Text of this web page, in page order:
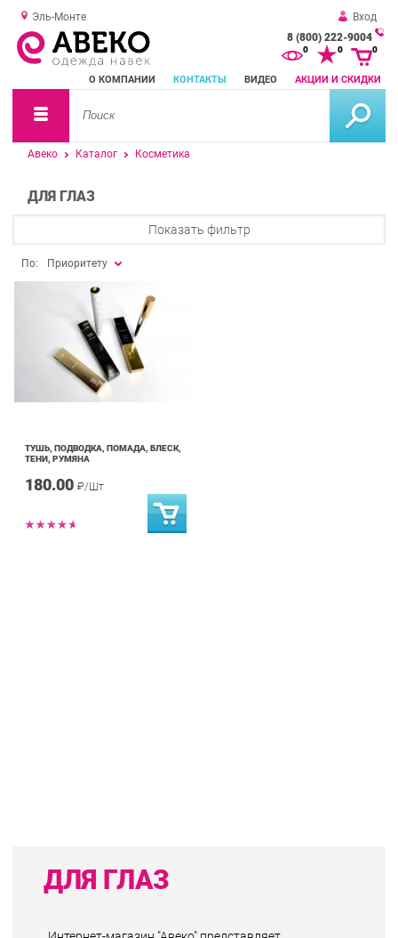
Эль-Монте
Вход
8 (800) 222-9004
О КОМПАНИИ КОНТАКТЫ ВИДЕО АКЦИИ И СКИДКИ
0 0 0
Авеко Каталог Косметика
ДЛЯ ГЛАЗ
Показать фильтр
По: Приоритету
ТУШЬ, ПОДВОДКА, ПОМАДА, БЛЕСК,
ТЕНИ, РУМЯНА
180.00 ₽/Шт
ДЛЯ ГЛАЗ